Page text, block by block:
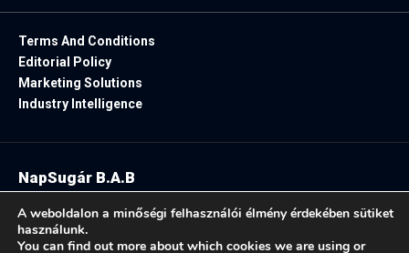
Terms And Conditions
Editorial Policy
Marketing Solutions
Industry Intelligence
NapSugár B.A.B
A weboldalon a minőségi felhasználói élmény érdekében sütiket
használunk.
You can find out more about which cookies we are using or